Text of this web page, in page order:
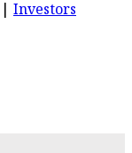
Investors